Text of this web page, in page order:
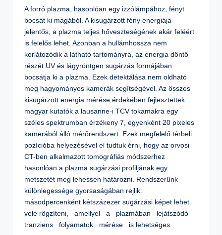
A forró plazma, hasonlóan egy izzólámpához, fényt
bocsát ki magából. A kisugárzott fény energiája
jelentős, a plazma teljes hőveszteségének akár feléért
is felelős lehet. Azonban a hullámhossza nem
korlátozódik a látható tartományra, az energia döntő
részét UV és lágyröntgen sugárzás formájában
bocsátja ki a plazma. Ezek detektálása nem oldható
meg hagyományos kamerák segítségével. Az összes
kisugárzott energia mérése érdekében fejlesztettek
magyar kutatók a lausanne-i TCV tokamakra egy
széles spektrumban érzékeny 7, egyenként 20 pixeles
kamerából álló mérőrendszert. Ezek megfelelő térbeli
pozícióba helyezésével el tudtuk érni, hogy az orvosi
CT-ben alkalmazott tomográfiás módszerhez
hasonlóan a plazma sugárzási profiljának egy
metszetét meg lehessen határozni. Rendszerünk
különlegessége gyorsaságában rejlik:
másodpercenként kétszázezer sugárzási képet lehet
vele rögzíteni, amellyel a plazmában lejátszódó
tranziens folyamatok mérése is lehetséges.